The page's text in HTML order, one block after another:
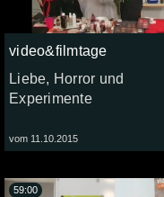
video&filmtage
Liebe, Horror und
Experimente
vom 11.10.2015
59:00